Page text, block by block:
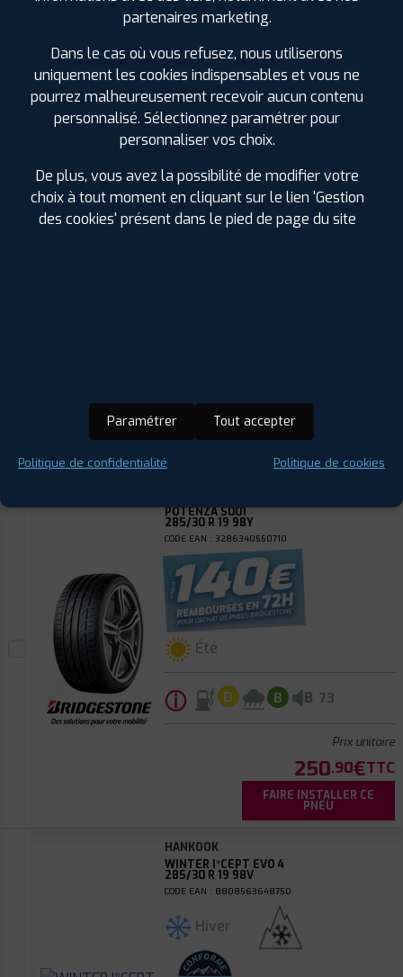
Été
ⓘ D B B 73
Prix unitaire
FAIRE INSTALLER CE
PNEU
BRIDGESTONE
240
FAIRE INSTALLER CE
POTENZA S001
285/30 R 19 98Y
CODE EAN : 3286340550710
Été
ⓘ D B B 73
Prix unitaire
250.90€TTC
FAIRE INSTALLER CE
PNEU
HANKOOK
WINTER I*CEPT EVO 4
285/30 R 19 98V
CODE EAN : 8808563648750
Hiver
partenaires marketing.
Dans le cas où vous refusez, nous utiliserons
uniquement les cookies indispensables et vous ne
pourrez malheureusement recevoir aucun contenu
personnalisé. Sélectionnez paramétrer pour
personnaliser vos choix.
De plus, vous avez la possibilité de modifier votre
choix à tout moment en cliquant sur le lien 'Gestion
des cookies' présent dans le pied de page du site
Paramétrer Tout accepter
Politique de confidentialité Politique de cookies